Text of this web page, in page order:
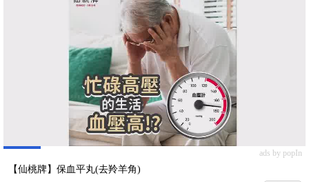
ads by popIn
【仙桃牌】保血平丸(去羚羊角)